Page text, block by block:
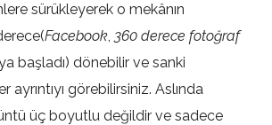
sürükleyerek o mekânın
Facebook, 360 derece fotoğraf
başladı) dönebilir ve sanki
ayrıntıyı görebilirsiniz. Aslında
üç boyutlu değildir ve sadece